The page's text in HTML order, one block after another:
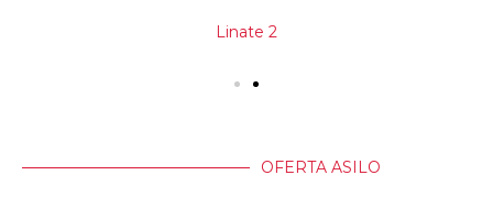
Linate 2
OFERTA ASILO